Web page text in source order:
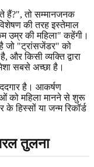
हैं?", तो सम्मानजनक
की तरह इस्तेमाल
उम्र की महिला" कहेंगी।
है जो "ट्रांसजेंडर" को
और किसी व्यक्ति द्वारा
सबसे अच्छा है।
है। आकर्षण
को महिला मानने से शुरू
हिस्सों या जन्म रिकॉर्ड
तुलना